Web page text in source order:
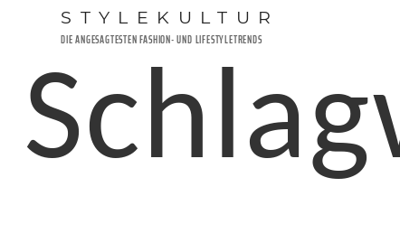
STYLEKULTUR
DIE ANGESAGTESTEN FASHION- UND LIFESTYLETRENDS